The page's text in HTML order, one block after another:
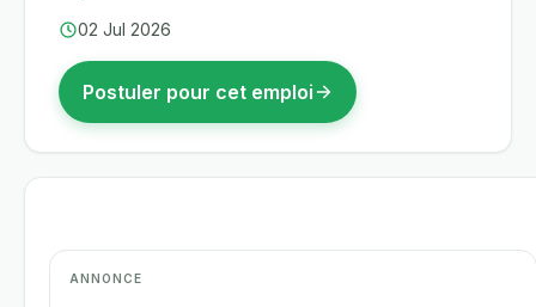
02 Jul 2026
Postuler pour cet emploi